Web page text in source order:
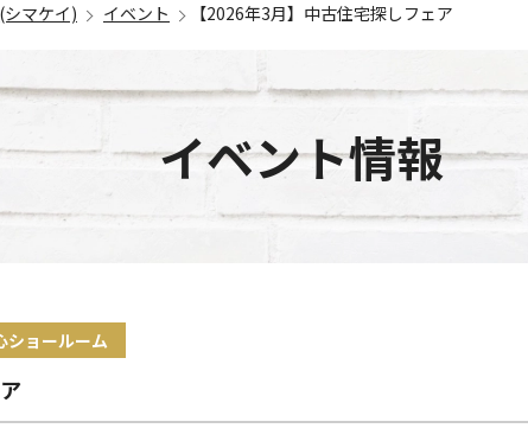
マケイ) イベント 【2026年3月】中古住宅探しフェア
イベント情報
ショールーム
ア